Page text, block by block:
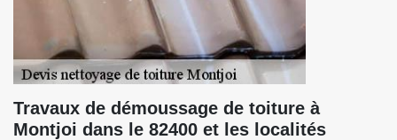
Travaux de démoussage de toiture à
Montjoi dans le 82400 et les localités